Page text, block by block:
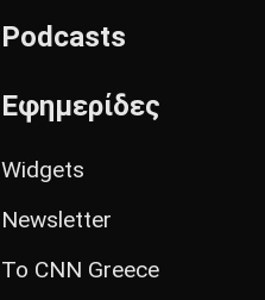
Podcasts
Εφημερίδες
Widgets
Newsletter
Το CNN Greece